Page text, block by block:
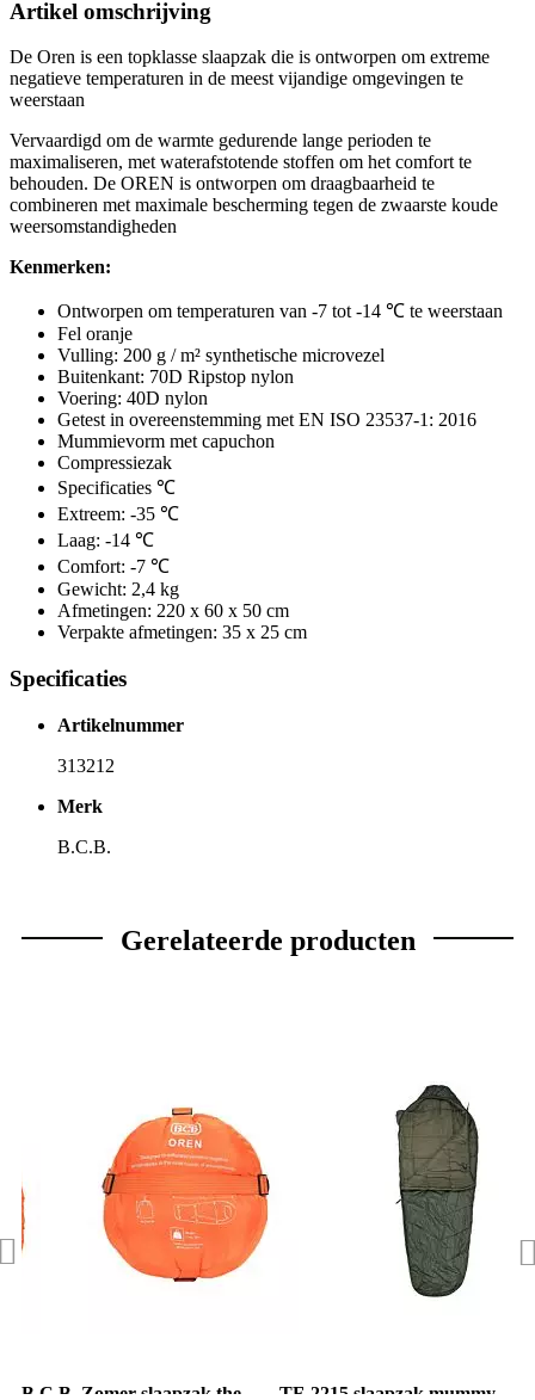
Artikel omschrijving
De Oren is een topklasse slaapzak die is ontworpen om extreme
negatieve temperaturen in de meest vijandige omgevingen te
weerstaan
Vervaardigd om de warmte gedurende lange perioden te
maximaliseren, met waterafstotende stoffen om het comfort te
behouden. De OREN is ontworpen om draagbaarheid te
combineren met maximale bescherming tegen de zwaarste koude
weersomstandigheden
Kenmerken:
Ontworpen om temperaturen van -7 tot -14 ℃ te weerstaan
Fel oranje
Vulling: 200 g / m² synthetische microvezel
Buitenkant: 70D Ripstop nylon
Voering: 40D nylon
Getest in overeenstemming met EN ISO 23537-1: 2016
Mummievorm met capuchon
Compressiezak
Specificaties ℃
Extreem: -35 ℃
Laag: -14 ℃
Comfort: -7 ℃
Gewicht: 2,4 kg
Afmetingen: 220 x 60 x 50 cm
Verpakte afmetingen: 35 x 25 cm
Specificaties
Artikelnummer
313212
Merk
B.C.B.
Gerelateerde producten
B.C.B. Zomer slaapzak the TF-2215 slaapzak mummy